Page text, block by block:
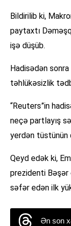
Bildirilib ki,
paytaxtı
işə düşüb.
Hadisədən
təhlükəsizlik
“Reuters”in
neçə partlayış
yerdən tüstünün
Qeyd edək ki,
prezidenti Bəşər
səfər edən ilk
Ən son